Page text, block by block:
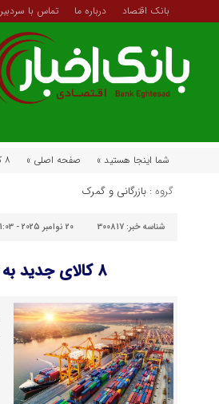
بانک اقتصاد درباره ما تماس با سردبیر
شما اینجا هستید » صفحه اصلی » ۸ کالای جدید به فهرست ترخیص ۹۰ درصدی اضافه شد
گروه : بازرگانی و گمرک
شناسه خبر: 300817 20 نوامبر 2025 - 21:03
۸ کالای جدید به فهرست ترخیص ۹۰ درصدی اضافه شد